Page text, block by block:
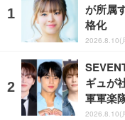
が所属
格化
2026.8.10(
ギュが
軍軍楽
2026.8.10(